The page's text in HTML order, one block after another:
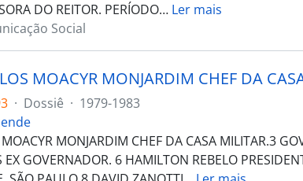
DO REITOR. PERÍODO… Ler mais
Social
· Dossiê · 1979-1983
MONJARDIM CHEF DA CASA MILITAR.3
GOVERNADOR. 6 HAMILTON REBELO